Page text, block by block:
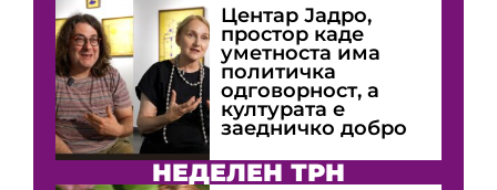
Центар Јадро,
простор каде
уметноста има
политичка
одговорност, а
културата е
заедничко добро
НЕДЕЛЕН ТРН